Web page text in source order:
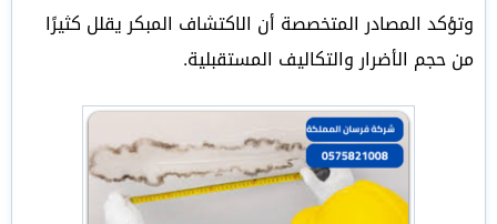
وتؤكد المصادر المتخصصة أن الاكتشاف المبكر يقلل كثيرًا
من حجم الأضرار والتكاليف المستقبلية.